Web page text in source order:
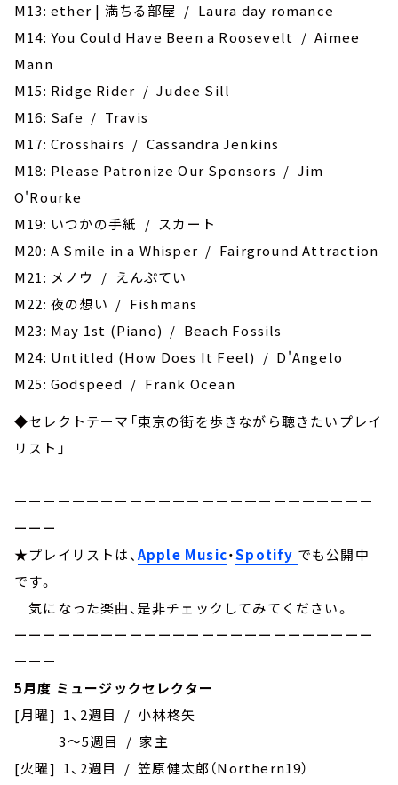
M13: ether | 満ちる部屋 / Laura day romance
M14: You Could Have Been a Roosevelt / Aimee
Mann
M15: Ridge Rider / Judee Sill
M16: Safe / Travis
M17: Crosshairs / Cassandra Jenkins
M18: Please Patronize Our Sponsors / Jim
O'Rourke
M19: いつかの手紙 / スカート
M20: A Smile in a Whisper / Fairground Attraction
M21: メノウ / えんぷてい
M22: 夜の想い / Fishmans
M23: May 1st (Piano) / Beach Fossils
M24: Untitled (How Does It Feel) / D'Angelo
M25: Godspeed / Frank Ocean
◆セレクトテーマ「東京の街を歩きながら聴きたいプレイ
リスト」
ーーーーーーーーーーーーーーーーーーーーーーーーー
ーーー
★プレイリストは、Apple Music・Spotify でも公開中
です。
気になった楽曲、是非チェックしてみてください。
ーーーーーーーーーーーーーーーーーーーーーーーーー
ーーー
5月度 ミュージックセレクター
[月曜] 1、2週目 / 小林柊矢
3～5週目 / 家主
[火曜] 1、2週目 / 笠原健太郎（Northern19）